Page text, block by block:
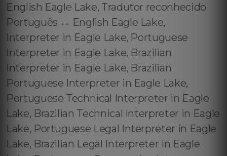
English Eagle Lake, Tradutor reconhecido
Português ↔️ English Eagle Lake,
Interpreter in Eagle Lake, Portuguese
Interpreter in Eagle Lake, Brazilian
Interpreter in Eagle Lake, Brazilian
Portuguese Interpreter in Eagle Lake,
Portuguese Technical Interpreter in Eagle
Lake, Brazilian Technical Interpreter in Eagle
Lake, Portuguese Legal Interpreter in Eagle
Lake, Brazilian Legal Interpreter in Eagle